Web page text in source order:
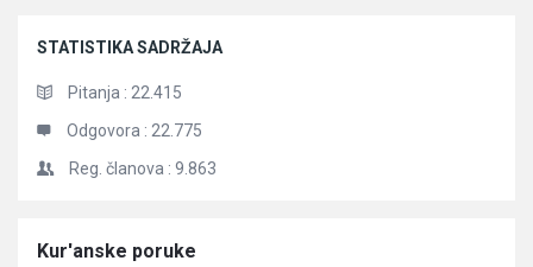
STATISTIKA SADRŽAJA
Pitanja : 22.415
Odgovora : 22.775
Reg. članova : 9.863
Članci
Kur'anske poruke